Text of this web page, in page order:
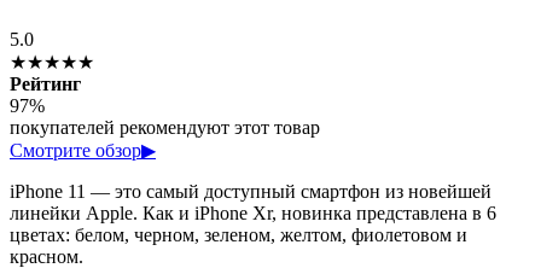
5.0
★★★★★
Рейтинг
97%
покупателей рекомендуют этот товар
Смотрите обзор▶
iPhone 11 — это самый доступный смартфон из новейшей
линейки Apple. Как и iPhone Xr, новинка представлена в 6
цветах: белом, черном, зеленом, желтом, фиолетовом и
красном.